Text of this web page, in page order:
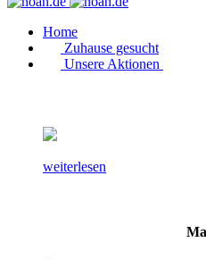
Home
Zuhause gesucht
Unsere Aktionen
weiterlesen